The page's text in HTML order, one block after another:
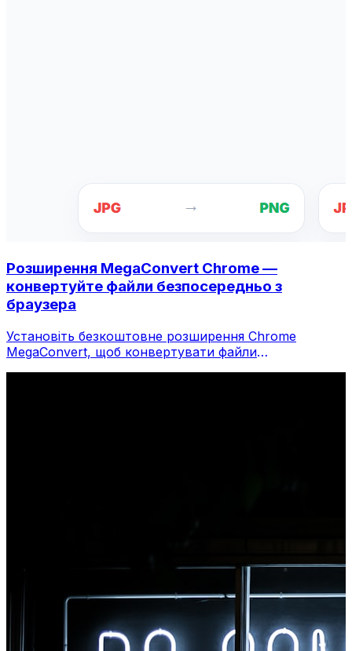
Розширення MegaConvert Chrome —
конвертуйте файли безпосередньо з
браузера
Установіть безкоштовне розширення Chrome
MegaConvert, щоб конвертувати файли